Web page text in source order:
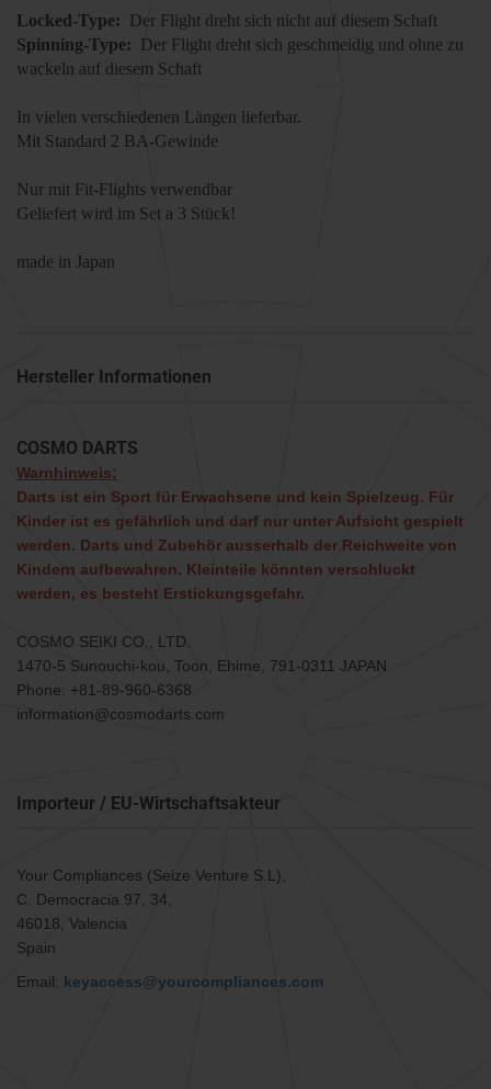
Locked-Type: Der Flight dreht sich nicht auf diesem Schaft
Spinning-Type: Der Flight dreht sich geschmeidig und ohne zu
wackeln auf diesem Schaft
In vielen verschiedenen Längen lieferbar.
Mit Standard 2 BA-Gewinde
Nur mit Fit-Flights verwendbar
Geliefert wird im Set a 3 Stück!
made in Japan
Hersteller Informationen
COSMO DARTS
Warnhinweis:
Darts ist ein Sport für Erwachsene und kein Spielzeug. Für
Kinder ist es gefährlich und darf nur unter Aufsicht gespielt
werden. Darts und Zubehör ausserhalb der Reichweite von
Kindern aufbewahren. Kleinteile könnten verschluckt
werden, es besteht Erstickungsgefahr.
COSMO SEIKI CO., LTD.
1470-5 Sunouchi-kou, Toon, Ehime, 791-0311 JAPAN
Phone: +81-89-960-6368
information@cosmodarts.com
Importeur / EU-Wirtschaftsakteur
Your Compliances (Seize Venture S.L),
C. Democracia 97, 34,
46018, Valencia
Spain
Email: keyaccess@yourcompliances.com